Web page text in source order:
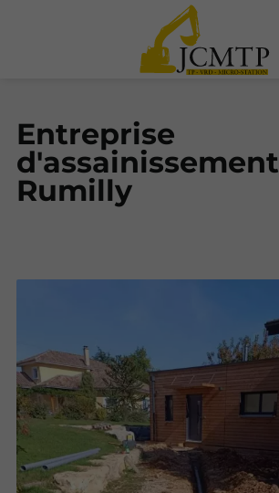
Entreprise
Rumilly